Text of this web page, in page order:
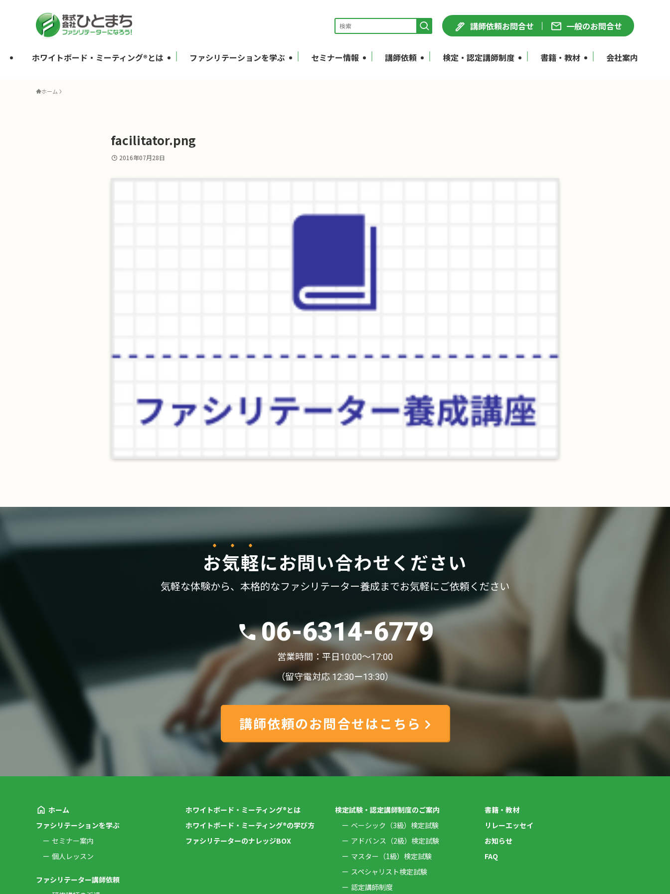
講師依頼お問合せ 一般のお問合せ
ホワイトボード・ミーティング®とは ファシリテーションを学ぶ セミナー情報 講師依頼 検定・認定講師制度 書籍・教材 会社案内
ホーム
facilitator.png
2016年07月28日
お気軽にお問い合わせください
気軽な体験から、 本格的なファシリテーター養成までお気軽にご依頼ください
06-6314-6779
営業時間：平日10:00〜17:00
（留守電対応 12:30ー13:30）
講師依頼のお問合せはこちら
ホーム
ファシリテーションを学ぶ
セミナー案内
個人レッスン
ファシリテーター講師依頼
ホワイトボード・ミーティング®とは
ホワイトボード・ミーティング®の学び方
ファシリテーターのナレッジBOX
検定試験・認定講師制度のご案内
ベーシック（3級）検定試験
アドバンス（2級）検定試験
マスター（1級）検定試験
スペシャリスト検定試験
認定講師制度
書籍・教材
リレーエッセイ
お知らせ
FAQ